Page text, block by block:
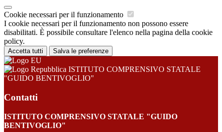
Cookie necessari per il funzionamento
I cookie necessari per il funzionamento non possono essere
disabilitati. È possibile consultare l'elenco nella pagina della cookie
policy.
Accetta tutti Salva le preferenze
ISTITUTO COMPRENSIVO STATALE
"GUIDO BENTIVOGLIO"
Contatti
ISTITUTO COMPRENSIVO STATALE "GUIDO
BENTIVOGLIO"